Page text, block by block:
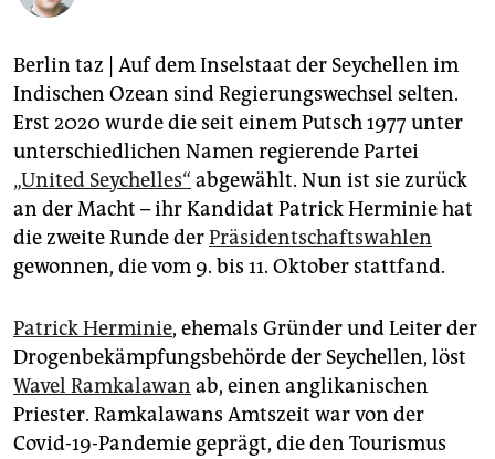
epaper login
Berlin taz | Auf dem Inselstaat der Seychellen im
Indischen Ozean sind Regierungswechsel selten.
Erst 2020 wurde die seit einem Putsch 1977 unter
unterschiedlichen Namen regierende Partei
„United Seychelles“ abgewählt. Nun ist sie zurück
an der Macht – ihr Kandidat Patrick Herminie hat
die zweite Runde derPräsidentschaftswahlen
gewonnen, die vom 9. bis 11. Oktober stattfand.
Patrick Herminie, ehemals Gründer und Leiter der
Drogenbekämpfungsbehörde der Seychellen, löst
Wavel Ramkalawan ab, einen anglikanischen
Priester. Ramkalawans Amtszeit war von der
Covid-19-Pandemie geprägt, die den Tourismus